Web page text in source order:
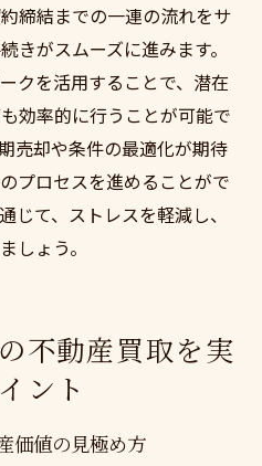
締結までの一連の流れをサ
きがスムーズに進みます。
クを活用することで、潜在
効率的に行うことが可能で
売却や条件の最適化が期待
プロセスを進めることがで
じて、ストレスを軽減し、
しょう。
不動産買取を実
ント
価値の見極め方